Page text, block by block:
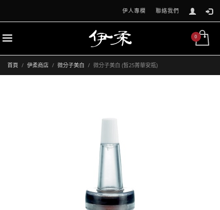
伊人專欄 聯絡我們
首頁 伊柔商店 微分子美白 微分子美白 (皙25菁華安瓶)